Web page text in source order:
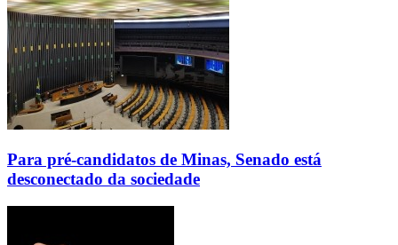
Para pré-candidatos de Minas, Senado está
desconectado da sociedade